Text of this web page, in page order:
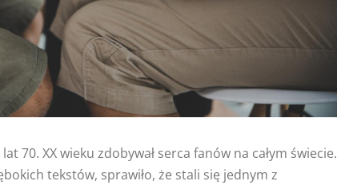
70. XX wieku zdobywał serca fanów na całym świecie.
tekstów, sprawiło, że stali się jednym z